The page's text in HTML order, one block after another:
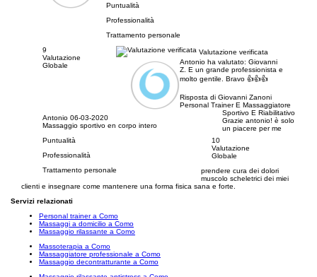
Puntualità
Professionalità
Trattamento personale
9
Valutazione
Globale
Valutazione verificata
Antonio 06-03-2020
Massaggio sportivo en corpo intero
Antonio ha valutato: Giovanni
Z. E un grande professionista e
molto gentile. Bravo 👍👍👍
Puntualità
Professionalità
Trattamento personale
10
Valutazione
Globale
Risposta di Giovanni Zanoni
Personal Trainer E Massaggiatore
Sportivo E Riabilitativo
Grazie antonio! è solo
un piacere per me
prendere cura dei dolori
muscolo scheletrici dei miei
clienti e insegnare come mantenere una forma fisica sana e forte.
Servizi relazionati
Personal trainer a Como
Massaggi a domicilio a Como
Massaggio rilassante a Como
Massoterapia a Como
Massaggiatore professionale a Como
Massaggio decontratturante a Como